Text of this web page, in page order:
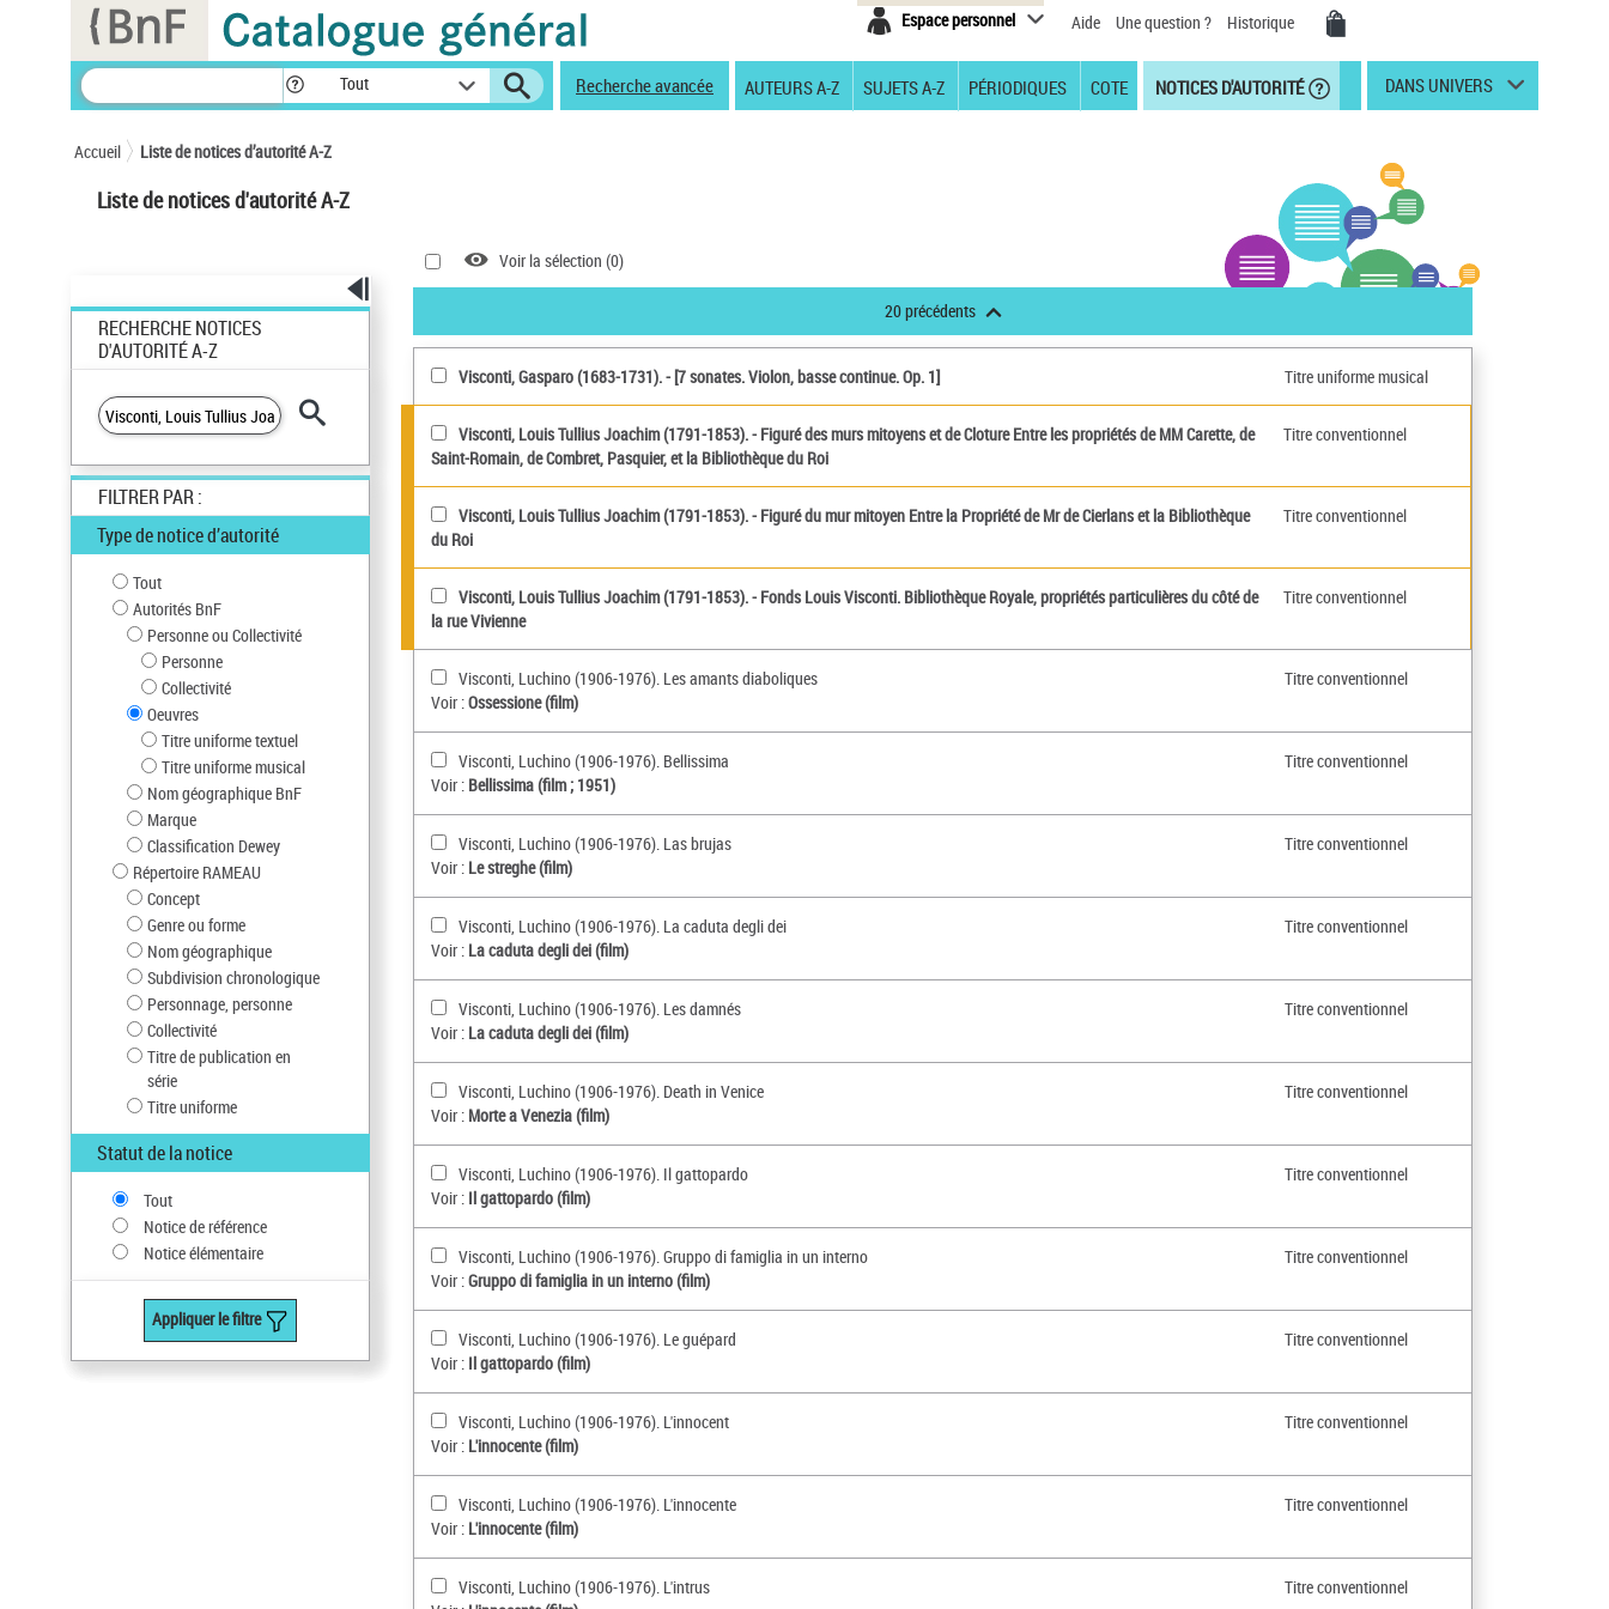
Espace personnel Aide Une question ? Historique
Tout Recherche avancée AUTEURS A-Z SUJETS A-Z PÉRIODIQUES COTE NOTICES D'AUTORITÉ DANS UNIVERS
Accueil Liste de notices d’autorité A-Z
Liste de notices d'autorité A-Z
RECHERCHE NOTICES
D'AUTORITÉ A-Z
FILTRER PAR :
Type de notice d’autorité
Tout
Autorités BnF
Personne ou Collectivité
Personne
Collectivité
Oeuvres
Titre uniforme textuel
Titre uniforme musical
Nom géographique BnF
Marque
Classification Dewey
Répertoire RAMEAU
Concept
Genre ou forme
Nom géographique
Subdivision chronologique
Personnage, personne
Collectivité
Titre de publication en
série
Titre uniforme
Statut de la notice
Tout
Notice de référence
Notice élémentaire
Appliquer le filtre
Voir la sélection (0)
20 précédents
Visconti, Gasparo (1683-1731). - [7 sonates. Violon, basse continue. Op. 1] Titre uniforme musical
Visconti, Louis Tullius Joachim (1791-1853). - Figuré des murs mitoyens et de Cloture Entre les propriétés de MM Carette, de
Saint-Romain, de Combret, Pasquier, et la Bibliothèque du Roi
Titre conventionnel
Visconti, Louis Tullius Joachim (1791-1853). - Figuré du mur mitoyen Entre la Propriété de Mr de Cierlans et la Bibliothèque
du Roi
Titre conventionnel
Visconti, Louis Tullius Joachim (1791-1853). - Fonds Louis Visconti. Bibliothèque Royale, propriétés particulières du côté de
la rue Vivienne
Titre conventionnel
Visconti, Luchino (1906-1976). Les amants diaboliques
Voir :Ossessione (film)
Titre conventionnel
Visconti, Luchino (1906-1976). Bellissima
Voir : Bellissima (film ; 1951)
Titre conventionnel
Visconti, Luchino (1906-1976). Las brujas
Voir : Le streghe (film)
Titre conventionnel
Visconti, Luchino (1906-1976). La caduta degli dei
Voir : La caduta degli dei (film)
Titre conventionnel
Visconti, Luchino (1906-1976). Les damnés
Voir : La caduta degli dei (film)
Titre conventionnel
Visconti, Luchino (1906-1976). Death in Venice
Voir : Morte a Venezia (film)
Titre conventionnel
Visconti, Luchino (1906-1976). Il gattopardo
Voir : Il gattopardo (film)
Titre conventionnel
Visconti, Luchino (1906-1976). Gruppo di famiglia in un interno
Voir :Gruppo di famiglia in un interno (film)
Titre conventionnel
Visconti, Luchino (1906-1976). Le guépard
Voir : Il gattopardo (film)
Titre conventionnel
Visconti, Luchino (1906-1976). L'innocent
Voir : L'innocente (film)
Titre conventionnel
Visconti, Luchino (1906-1976). L'innocente
Voir : L'innocente (film)
Titre conventionnel
Visconti, Luchino (1906-1976). L'intrus
Titre conventionnel
Panneau de gestion des cookies